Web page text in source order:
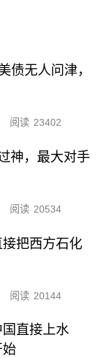
债无人问津，
阅读 23402
神，最大对手
阅读 20534
把西方石化
阅读 20144
直接上水
始